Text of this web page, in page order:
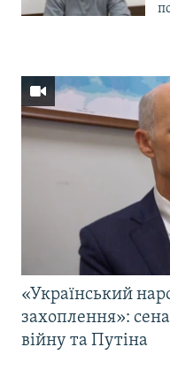
«Український
захоплення»:
війну та Путіна